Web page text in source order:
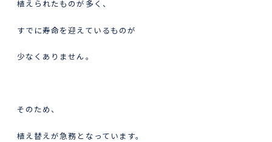
植えられたものが多く、
すでに寿命を迎えているものが
少なくありません。
そのため、
植え替えが急務となっています。